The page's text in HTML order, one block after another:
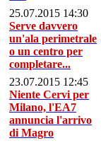
25.07.2015 14:30
Serve davvero
un'ala perimetrale
o un centro per
completare...
23.07.2015 12:45
Niente Cervi per
Milano, l'EA7
annuncia l'arrivo
di Magro